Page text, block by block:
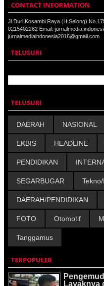
CONTACT INFORMATION
Jl.Duri Kosambi Raya (H.Selong)
0215402262 Email:
jurnalmediaindonesia2016@gmail.com
TELUSURI
TELUSURI
DAERAH NASIONAL
EKBIS HEADLINE
PENDIDIKAN
SEGARBUGAR
DAERAH/PENDIDIKAN
FOTO Otomotif
Tanggamus
TERPOPULER
Layaknya